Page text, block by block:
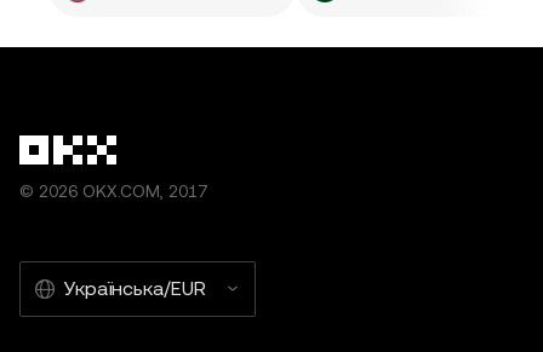
© 2026 OKX.COM, 2017
Українська/EUR